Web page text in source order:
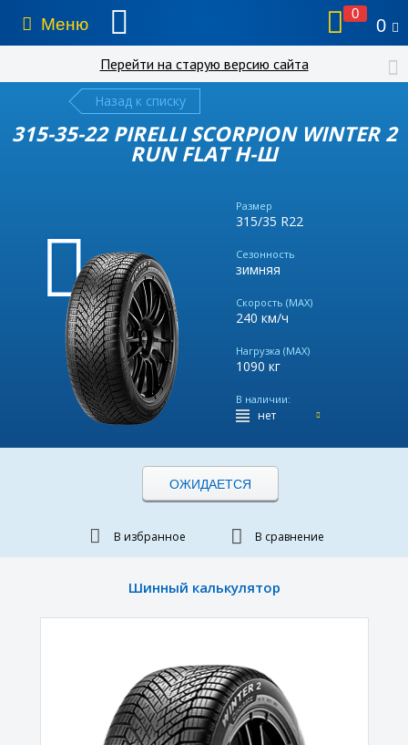
Меню
0
0
Перейти на старую версию сайта
Назад к списку
315-35-22 PIRELLI SCORPION WINTER 2
RUN FLAT Н-Ш
Размер
315/35 R22
Сезонность
зимняя
Скорость (MAX)
240 км/ч
Нагрузка (MAX)
1090 кг
В наличии:
нет
ОЖИДАЕТСЯ
В избранное В сравнение
Шинный калькулятор